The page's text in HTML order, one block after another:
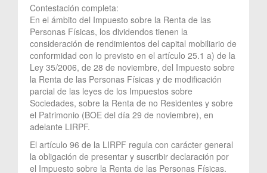
Contestación completa:
En el ámbito del Impuesto sobre la Renta de las
Personas Físicas, los dividendos tienen la
consideración de rendimientos del capital mobiliario de
conformidad con lo previsto en el artículo 25.1 a) de la
Ley 35/2006, de 28 de noviembre, del Impuesto sobre
la Renta de las Personas Físicas y de modificación
parcial de las leyes de los Impuestos sobre
Sociedades, sobre la Renta de no Residentes y sobre
el Patrimonio (BOE del día 29 de noviembre), en
adelante LIRPF.
El artículo 96 de la LIRPF regula con carácter general
la obligación de presentar y suscribir declaración por
el Impuesto sobre la Renta de las Personas Físicas.